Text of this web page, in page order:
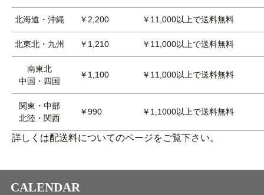
北海道・沖縄 ￥2,200 ￥11,000以上で送料無料
北東北・九州 ￥1,210 ￥11,000以上で送料無料
南東北
中国・四国
￥1,100 ￥11,000以上で送料無料
関東・中部
北陸・関西
￥990 ￥1,1000以上で送料無料
詳しくは配送料についてのページをご覧下さい。
CALENDAR